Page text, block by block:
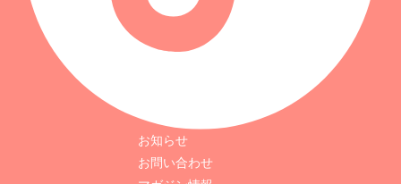
お知らせ
お問い合わせ